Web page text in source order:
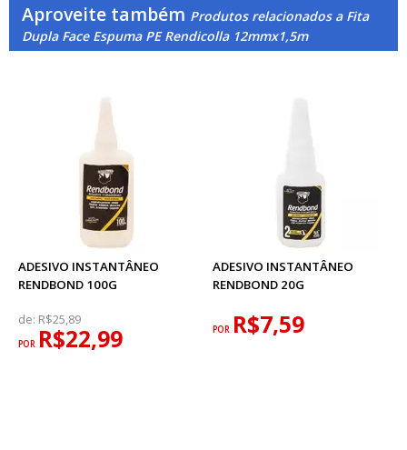
Aproveite também Produtos relacionados a Fita
Dupla Face Espuma PE Rendicolla 12mmx1,5m
ADESIVO INSTANTÂNEO
RENDBOND 100G
de: R$25,89
POR R$22,99
ADESIVO INSTANTÂNEO
RENDBOND 20G
POR R$7,59